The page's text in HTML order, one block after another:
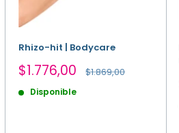
Rhizo-hit | Bodycare
Precio
de
venta
$1.776,00 Precio
habitual
$1.869,00
Disponible